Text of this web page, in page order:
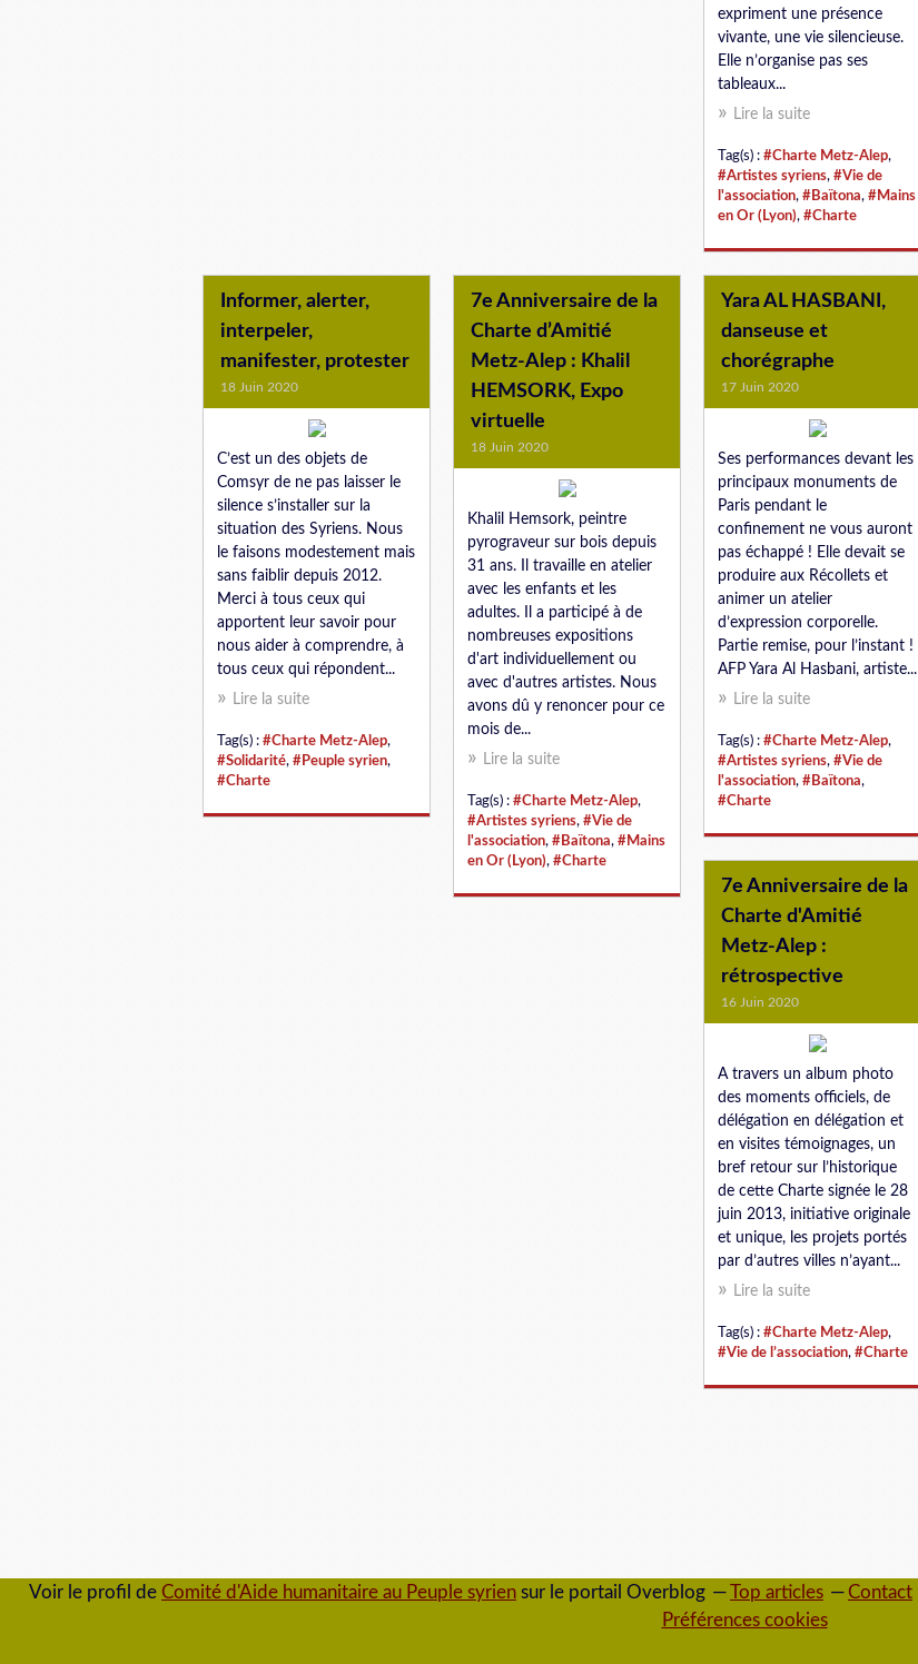
expriment une présence
vivante, une vie silencieuse.
Elle n’organise pas ses
tableaux...
Lire la suite
Tag(s) : #Charte Metz-Alep,
#Artistes syriens, #Vie de
l'association, #Baïtona, #Mains
en Or (Lyon), #Charte
Informer, alerter,
interpeler,
manifester, protester
18 Juin 2020
C’est un des objets de
Comsyr de ne pas laisser le
silence s’installer sur la
situation des Syriens. Nous
le faisons modestement mais
sans faiblir depuis 2012.
Merci à tous ceux qui
apportent leur savoir pour
nous aider à comprendre, à
tous ceux qui répondent...
Lire la suite
Tag(s) : #Charte Metz-Alep,
#Solidarité, #Peuple syrien,
#Charte
7e Anniversaire de la
Charte d’Amitié
Metz-Alep : Khalil
HEMSORK, Expo
virtuelle
18 Juin 2020
Khalil Hemsork, peintre
pyrograveur sur bois depuis
31 ans. Il travaille en atelier
avec les enfants et les
adultes. Il a participé à de
nombreuses expositions
d'art individuellement ou
avec d'autres artistes. Nous
avons dû y renoncer pour ce
mois de...
Lire la suite
Tag(s) : #Charte Metz-Alep,
#Artistes syriens, #Vie de
l'association, #Baïtona, #Mains
en Or (Lyon), #Charte
Yara AL HASBANI,
danseuse et
chorégraphe
17 Juin 2020
Ses performances devant les
principaux monuments de
Paris pendant le
confinement ne vous auront
pas échappé ! Elle devait se
produire aux Récollets et
animer un atelier
d’expression corporelle.
Partie remise, pour l’instant !
AFP Yara Al Hasbani, artiste...
Lire la suite
Tag(s) : #Charte Metz-Alep,
#Artistes syriens, #Vie de
l'association, #Baïtona,
#Charte
7e Anniversaire de la
Charte d'Amitié
Metz-Alep :
rétrospective
16 Juin 2020
A travers un album photo
des moments officiels, de
délégation en délégation et
en visites témoignages, un
bref retour sur l’historique
de cette Charte signée le 28
juin 2013, initiative originale
et unique, les projets portés
par d’autres villes n’ayant...
Lire la suite
Tag(s) : #Charte Metz-Alep,
#Vie de l’association, #Charte
Voir le profil de Comité d'Aide humanitaire au Peuple syrien sur le portail Overblog Top articles Contact
Préférences cookies